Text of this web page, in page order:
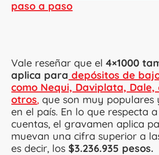
paso a paso
Vale reseñar que el4×1000
aplica para depósitos de
como Nequi, Daviplata, Dale,
otros, que son muy populares
en el país. En lo que respecta
cuentas, el gravamen aplica
muevan una cifra superior a
es decir, los $3.236.935 pesos.